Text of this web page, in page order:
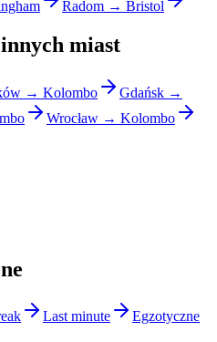
Radom → Bristol
miast
→ Kolombo
Gdańsk →
Wrocław → Kolombo
Last minute
Egzotyczne